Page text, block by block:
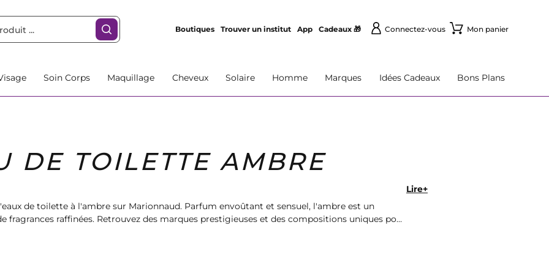
Boutiques Trouver un institut App Cadeaux 🎁 Connectez-vous Mon panier
Soin Corps Maquillage Cheveux Solaire Homme Marques Idées Cadeaux Bons Plans
DE TOILETTE AMBRE
de toilette à l'ambre sur Marionnaud. Parfum envoûtant et sensuel, l'ambre est un
fragrances raffinées. Retrouvez des marques prestigieuses et des compositions uniques pour
Lire+